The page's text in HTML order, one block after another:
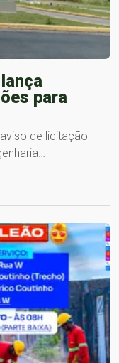
para
de licitação